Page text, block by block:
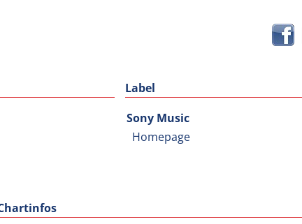
Label
Sony Music
Homepage
Chartinfos